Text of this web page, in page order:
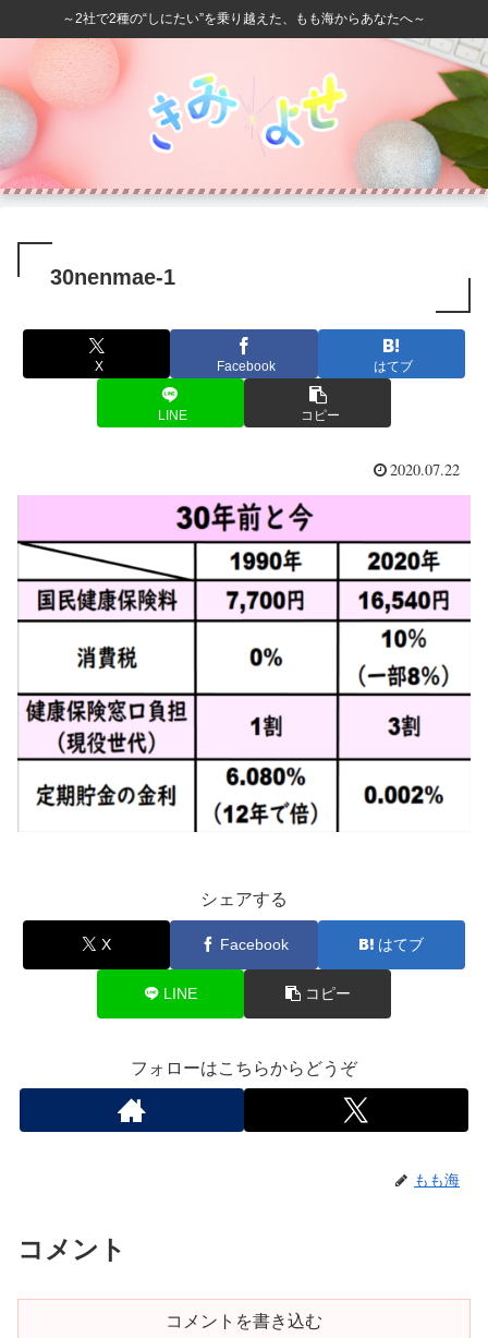
～2社で2種の“しにたい”を乗り越えた、もも海からあなたへ～
30nenmae-1
X Facebook はてブ
LINE コピー
2020.07.22
シェアする
X Facebook はてブ
LINE コピー
フォローはこちらからどうぞ
もも海
コメント
コメントを書き込む